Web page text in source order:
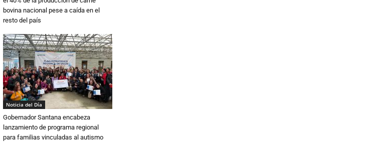
bovina nacional pese a caída en el
resto del país
Noticia del Día
Gobernador Santana encabeza
lanzamiento de programa regional
para familias vinculadas al autismo